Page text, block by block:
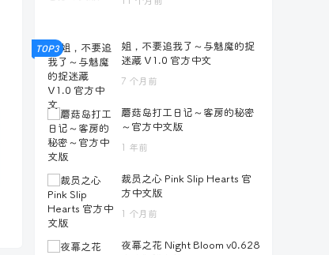
TOP3
姐，不要追我了～与魅魔的捉
迷藏 V1.0 官方中文
7 个月前
蘑菇岛打工日记～客房的秘密
～官方中文版
1 年前
裁员之心 Pink Slip Hearts 官
方中文版
1 个月前
夜幕之花 Night Bloom v0.628